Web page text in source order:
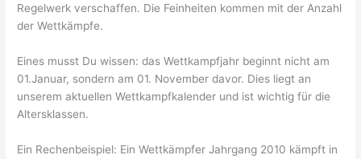
Regelwerk verschaffen. Die Feinheiten kommen mit der Anzahl
der Wettkämpfe.
Eines musst Du wissen: das Wettkampfjahr beginnt nicht am
01.Januar, sondern am 01. November davor. Dies liegt an
unserem aktuellen Wettkampfkalender und ist wichtig für die
Altersklassen.
Ein Rechenbeispiel: Ein Wettkämpfer Jahrgang 2010 kämpft in